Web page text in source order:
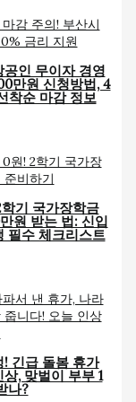
공인 무이자 경영
만원 신청방법, 4
착순 마감 정보
기 국가장학금
원 받는 법: 신입
필수 체크리스트
! 긴급 돌봄 휴가
, 맞벌이 부부 1
나?